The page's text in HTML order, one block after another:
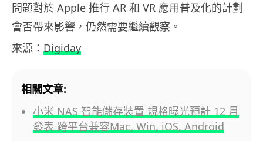
問題對於 Apple 推行 AR 和 VR 應用普及化的計劃
會否帶來影響，仍然需要繼續觀察。
來源： Digiday
相關文章:
小米 NAS 智能儲存裝置 規格曝光預計 12 月
發表 跨平台兼容Mac, Win, iOS, Android